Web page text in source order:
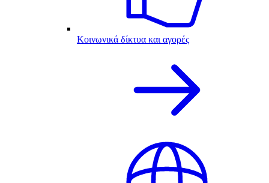
Κοινωνικά δίκτυα και αγορές